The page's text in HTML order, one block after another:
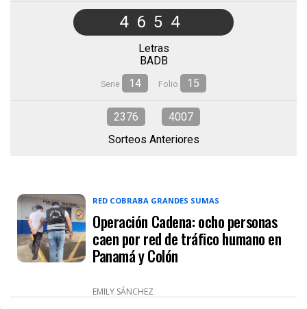
4654
Letras
BADB
Serie 14 Folio 15
2376
4007
Sorteos Anteriores
RED COBRABA GRANDES SUMAS
Operación Cadena: ocho personas
caen por red de tráfico humano en
Panamá y Colón
EMILY SÁNCHEZ